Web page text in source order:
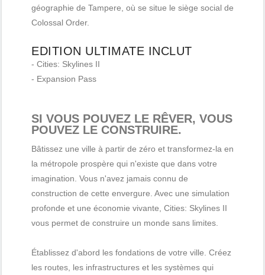
géographie de Tampere, où se situe le siège social de
Colossal Order.
EDITION ULTIMATE INCLUT
- Cities: Skylines II
- Expansion Pass
SI VOUS POUVEZ LE RÊVER, VOUS
POUVEZ LE CONSTRUIRE.
Bâtissez une ville à partir de zéro et transformez-la en
la métropole prospère qui n'existe que dans votre
imagination. Vous n'avez jamais connu de
construction de cette envergure. Avec une simulation
profonde et une économie vivante, Cities: Skylines II
vous permet de construire un monde sans limites.
Établissez d'abord les fondations de votre ville. Créez
les routes, les infrastructures et les systèmes qui